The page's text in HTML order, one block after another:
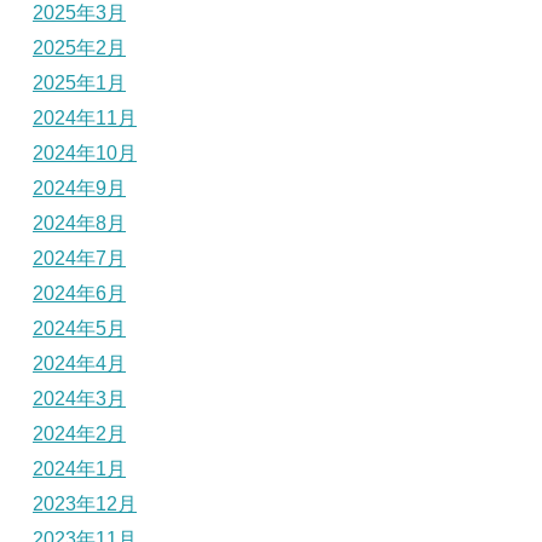
2025年3月
2025年2月
2025年1月
2024年11月
2024年10月
2024年9月
2024年8月
2024年7月
2024年6月
2024年5月
2024年4月
2024年3月
2024年2月
2024年1月
2023年12月